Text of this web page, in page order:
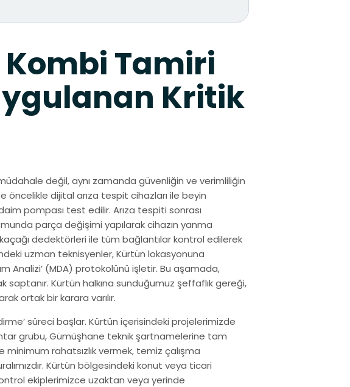
Tamiri
Kritik
değil, aynı zamanda güvenliğin ve verimliliğin
dijital arıza tespit cihazları ile beyin
pompası test edilir. Arıza tespiti sonrası
parça değişimi yapılarak cihazın yanma
dedektörleri ile tüm bağlantılar kontrol edilerek
uzman teknisyenler, Kürtün lokasyonuna
Analizi’ (MDA) protokolünü işletir. Bu aşamada,
saptanır. Kürtün halkına sunduğumuz şeffaflık gereği,
ortak bir karara varılır.
süreci başlar. Kürtün içerisindeki projelerimizde
grubu, Gümüşhane teknik şartnamelerine tam
rahatsızlık vermek, temiz çalışma
Kürtün bölgesindeki konut veya ticari
ekiplerimizce uzaktan veya yerinde